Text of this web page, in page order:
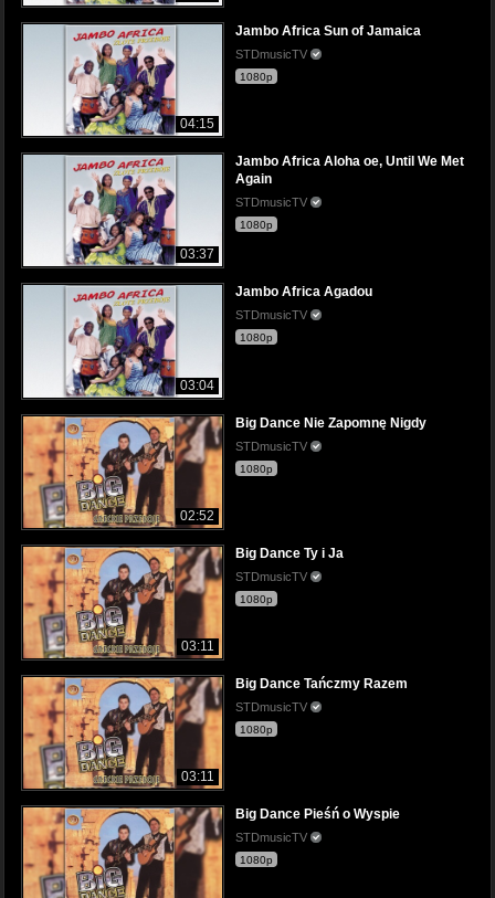
04:15
Jambo Africa Sun of Jamaica
STDmusicTV
1080p
03:37
Jambo Africa Aloha oe, Until We Met
Again
STDmusicTV
1080p
03:04
Jambo Africa Agadou
STDmusicTV
1080p
02:52
Big Dance Nie Zapomnę Nigdy
STDmusicTV
1080p
03:11
Big Dance Ty i Ja
STDmusicTV
1080p
03:11
Big Dance Tańczmy Razem
STDmusicTV
1080p
Big Dance Pieśń o Wyspie
STDmusicTV
1080p